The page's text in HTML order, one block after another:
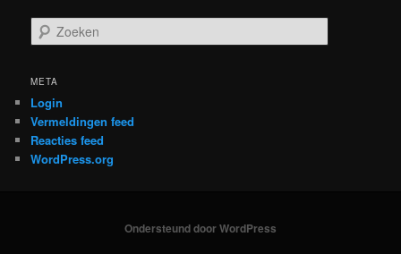
o
k
n
META
Login
Vermeldingen feed
Reacties feed
WordPress.org
Ondersteund door WordPress